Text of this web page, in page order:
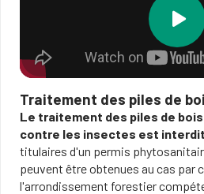
Traitement des piles de
Le traitement des piles de
contre les insectes est interdit
titulaires d'un permis
peuvent être obtenues au cas par
l'arrondissement forestier